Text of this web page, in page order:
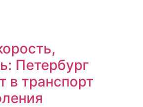
Петербург
в транспорт